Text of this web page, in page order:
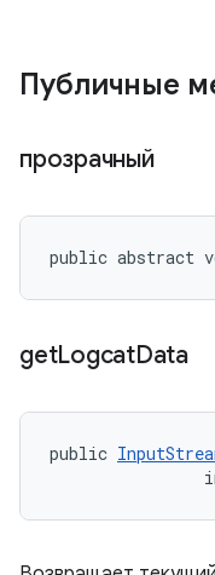
Публичные
прозрачный
public abstract
getLogcatData
public